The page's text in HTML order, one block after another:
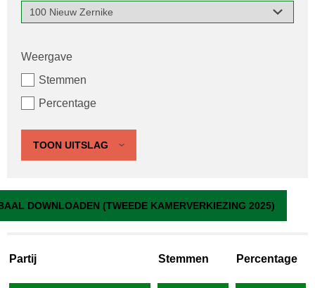
Weergave
Stemmen
Percentage
TOON UITSLAG
100 Nieuw Zernike
DOWNLOADEN (TWEEDE KAMERVERKIEZING 2025)
Partij Stemmen Percentage